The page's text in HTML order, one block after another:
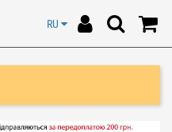
RU